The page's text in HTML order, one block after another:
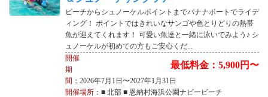
ビーチからシュノーケルポイントまでバナナボートでライデ
ィング！ ポイントではきれいなサンゴや色とりどりの熱帯
魚が迎えてくれます！ 可愛い魚達と一緒に泳いでみよう♪ シ
ュノーケルが初めての方もご安心くだ...
最低料金：5,900円〜
開催
期
間 ：2026年7月1日〜2027年1月31日
開催場所：■ 北部 ■ 恩納村海浜公園ナビービーチ